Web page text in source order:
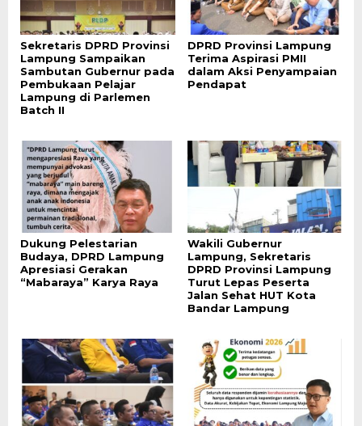
Sekretaris DPRD Provinsi
Lampung Sampaikan
Sambutan Gubernur pada
Pembukaan Pelajar
Lampung di Parlemen
Batch II
DPRD Provinsi Lampung
Terima Aspirasi PMII
dalam Aksi Penyampaian
Pendapat
Dukung Pelestarian
Budaya, DPRD Lampung
Apresiasi Gerakan
“Mabaraya” Karya Raya
Wakili Gubernur
Lampung, Sekretaris
DPRD Provinsi Lampung
Turut Lepas Peserta
Jalan Sehat HUT Kota
Bandar Lampung